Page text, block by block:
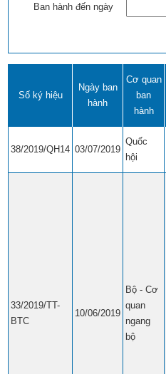
Ban hành đến ngày
Số ký hiệu
Ngày ban
hành
Cơ quan
ban
hành
38/2019/QH14 03/07/2019
Quốc
hội
33/2019/TT-
BTC
10/06/2019
Bộ - Cơ
quan
ngang
bộ